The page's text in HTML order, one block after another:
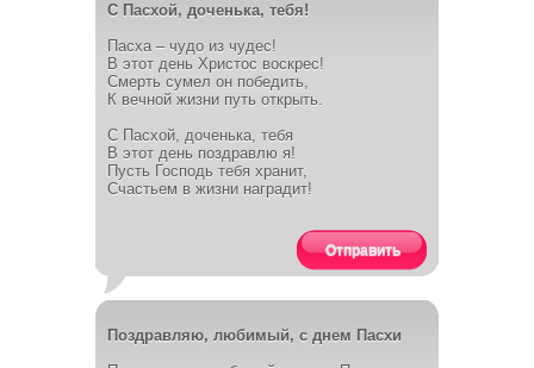
С Пасхой, доченька, тебя!
Пасха – чудо из чудес!
В этот день Христос воскрес!
Смерть сумел он победить,
К вечной жизни путь открыть.
С Пасхой, доченька, тебя
В этот день поздравлю я!
Пусть Господь тебя хранит,
Счастьем в жизни наградит!
Отправить
Поздравляю, любимый, с днем Пасхи